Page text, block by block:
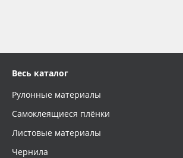
Весь каталог
Рулонные материалы
Самоклеящиеся плёнки
Листовые материалы
Чернила